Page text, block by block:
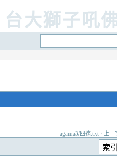
台大獅子吼
agama3/四遠.txt · 上